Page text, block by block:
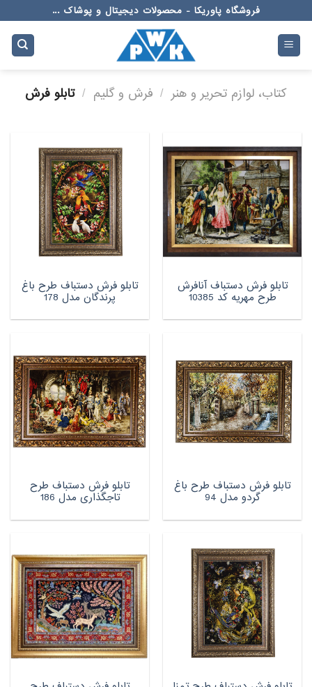
to
content
فروشگاه پاوریکا - محصولات دیجیتال و پوشاک ...
کتاب، لوازم تحریر و هنر / فرش و گلیم / تابلو فرش
تابلو فرش دستباف آنافرش
طرح مهریه کد 10385
تابلو فرش دستباف طرح باغ
پرندگان مدل 178
تابلو فرش دستباف طرح باغ
گردو مدل 94
تابلو فرش دستباف طرح
تاجگذاری مدل 186